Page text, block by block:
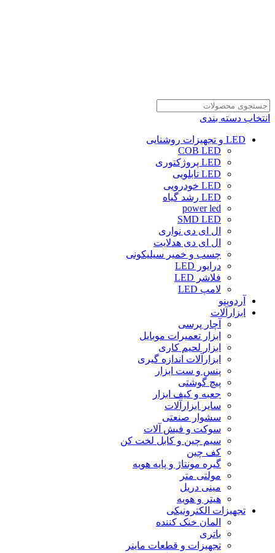
انتخاب دسته بندی
LED و تجهیزات روشنایی
COB LED
LED پروژکتوری
LED تابلویی
LED خودرویی
LED رشد گیاه
power led
SMD LED
ال ای دی نواری
ال ای دی هدلایت
چسب و خمیر سیلیکونی
درایور LED
فلاشر LED
لامپ LED
آردوینو
ابزارآلات
آچار پرسی
ابزار تعمیرات موبایل
ابزار لحیم کاری
ابزارآلات اندازه گیری
پنس و ست ابزار
پیچ گوشتی
جعبه و کیف ابزار
سایر ابزارآلات
سشوار صنعتی
سوکت و فیش آلات
سیم چین و کابل لخت کن
کف چین
گیره مونتاژ و پایه هویه
مولتی متر
مینی دریل
هیتر و هویه
تجهیزات الکترونیکی
المان خنک کننده
باتری
تجهیزات و قطعات ماینر